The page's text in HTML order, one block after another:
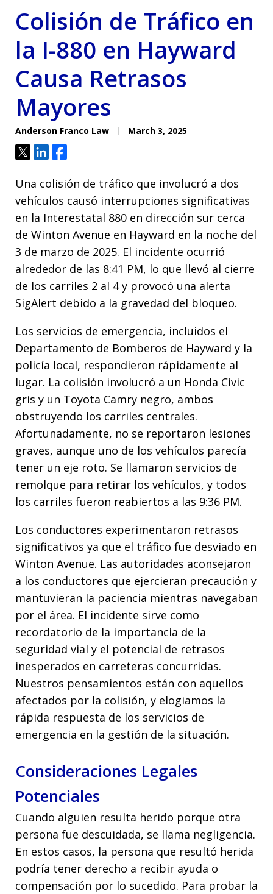
Colisión de Tráfico en
la I-880 en Hayward
Causa Retrasos
Mayores
Anderson Franco Law March 3, 2025
TweetShareShare
Una colisión de tráfico que involucró a dos
vehículos causó interrupciones significativas
en la Interestatal 880 en dirección sur cerca
de Winton Avenue en Hayward en la noche del
3 de marzo de 2025. El incidente ocurrió
alrededor de las 8:41 PM, lo que llevó al cierre
de los carriles 2 al 4 y provocó una alerta
SigAlert debido a la gravedad del bloqueo.
Los servicios de emergencia, incluidos el
Departamento de Bomberos de Hayward y la
policía local, respondieron rápidamente al
lugar. La colisión involucró a un Honda Civic
gris y un Toyota Camry negro, ambos
obstruyendo los carriles centrales.
Afortunadamente, no se reportaron lesiones
graves, aunque uno de los vehículos parecía
tener un eje roto. Se llamaron servicios de
remolque para retirar los vehículos, y todos
los carriles fueron reabiertos a las 9:36 PM.
Los conductores experimentaron retrasos
significativos ya que el tráfico fue desviado en
Winton Avenue. Las autoridades aconsejaron
a los conductores que ejercieran precaución y
mantuvieran la paciencia mientras navegaban
por el área. El incidente sirve como
recordatorio de la importancia de la
seguridad vial y el potencial de retrasos
inesperados en carreteras concurridas.
Nuestros pensamientos están con aquellos
afectados por la colisión, y elogiamos la
rápida respuesta de los servicios de
emergencia en la gestión de la situación.
Consideraciones Legales
Potenciales
Cuando alguien resulta herido porque otra
persona fue descuidada, se llama negligencia.
En estos casos, la persona que resultó herida
podría tener derecho a recibir ayuda o
compensación por lo sucedido. Para probar la